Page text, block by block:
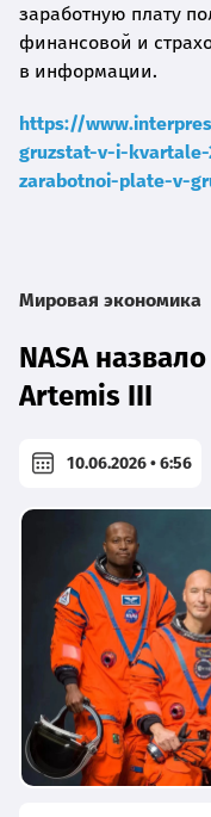
заработную плату
финансовой и
в информации.
https://
gruzstat-v-i-
zarabotnoi-plate-v-
Мировая экономика
NASA
Artemis III
10.06.2026 • 6:56